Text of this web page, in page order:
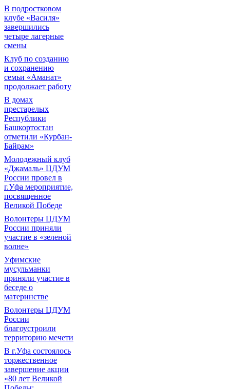
В подростковом
клубе «Василя»
завершились
четыре лагерные
смены
Клуб по созданию
и сохранению
семьи «Аманат»
продолжает работу
В домах
престарелых
Республики
Башкортостан
отметили «Курбан-
Байрам»
Молодежный клуб
«Джамаль» ЦДУМ
России провел в
г.Уфа мероприятие,
посвященное
Великой Победе
Волонтеры ЦДУМ
России приняли
участие в «зеленой
волне»
Уфимские
мусульманки
приняли участие в
беседе о
материнстве
Волонтеры ЦДУМ
России
благоустроили
территорию мечети
В г.Уфа состоялось
торжественное
завершение акции
«80 лет Великой